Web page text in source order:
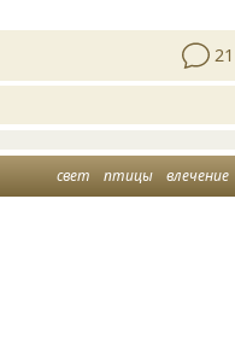
21
свет птицы влечение